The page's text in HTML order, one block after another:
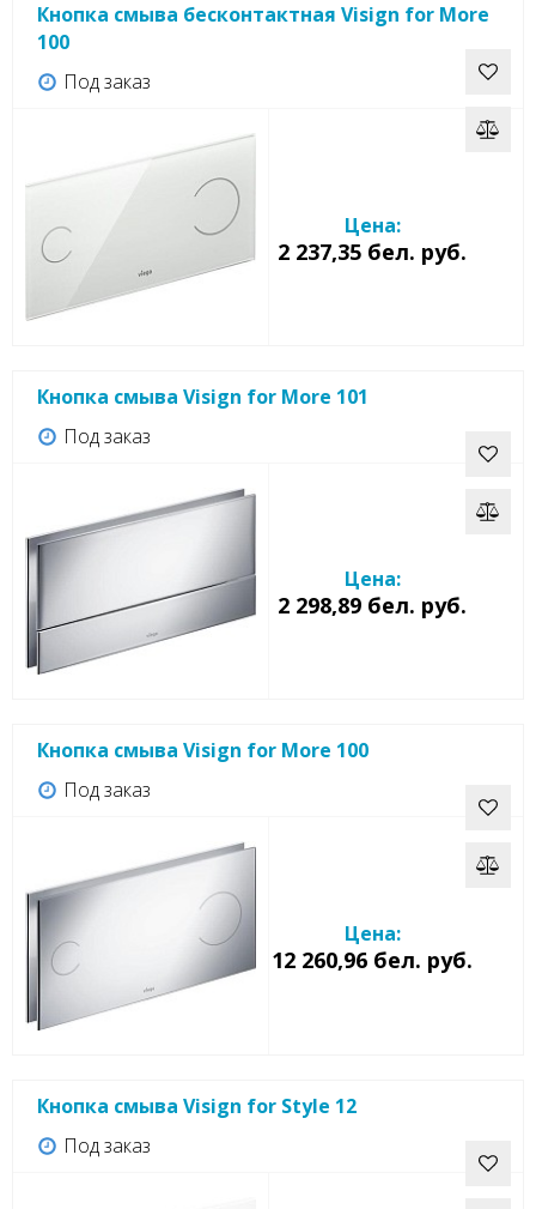
Под заказ
Кнопка смыва бесконтактная Visign for More
100
Цена:
2 237,35 бел. руб.
Под заказ
Кнопка смыва Visign for More 101
Цена:
2 298,89 бел. руб.
Под заказ
Кнопка смыва Visign for More 100
Цена:
12 260,96 бел. руб.
Под заказ
Кнопка смыва Visign for Style 12